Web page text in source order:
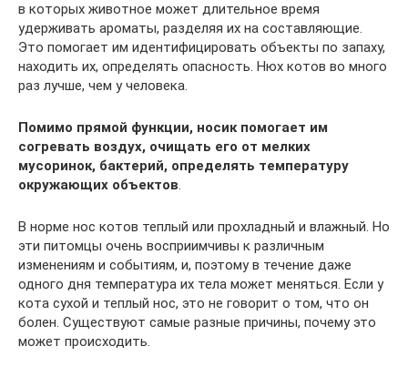
в которых животное может длительное время
удерживать ароматы, разделяя их на составляющие.
Это помогает им идентифицировать объекты по запаху,
находить их, определять опасность. Нюх котов во много
раз лучше, чем у человека.
Помимо прямой функции, носик помогает им
согревать воздух, очищать его от мелких
мусоринок, бактерий, определять температуру
окружающих объектов.
В норме нос котов теплый или прохладный и влажный. Но
эти питомцы очень восприимчивы к различным
изменениям и событиям, и, поэтому в течение даже
одного дня температура их тела может меняться. Если у
кота сухой и теплый нос, это не говорит о том, что он
болен. Существуют самые разные причины, почему это
может происходить.